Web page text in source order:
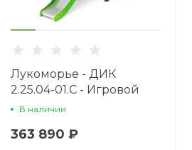
Лукоморье - ДИК
2.25.04-01.С - Игровой
комплекс H=1200
В наличии
363 890 ₽